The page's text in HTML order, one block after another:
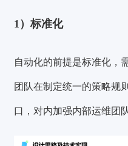
1）标准化
自动化的前提是标准化 ，
团队在制定统一的策略规
口，对内加强内部运维团